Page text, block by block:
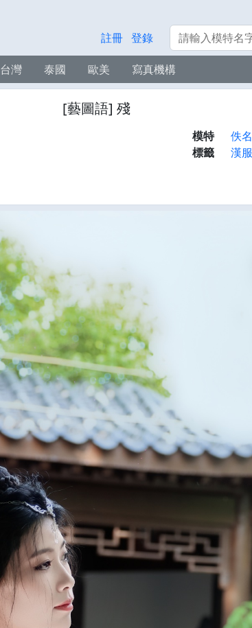
註冊 登錄 搜索
台灣 泰國 歐美 寫真機構
[藝圖語] 殘
模特
佚名
標籤
漢服